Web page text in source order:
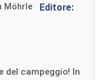
Editore:
del campeggio! In